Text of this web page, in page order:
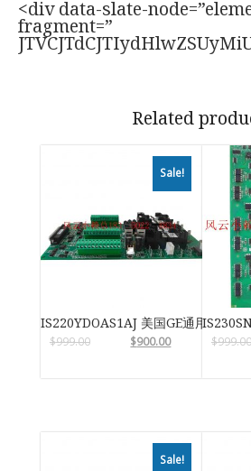
<div data-slate-
fragment=”
Related
Sale!
IS220YDOAS1AJ 美国GE通用电气
$999.00 $900.00 $999.00
Sale!